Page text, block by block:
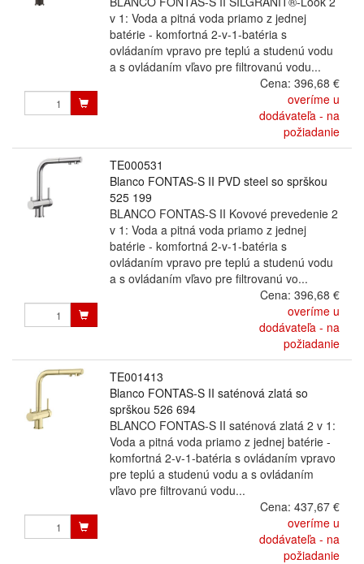
v 1: Voda a pitná voda priamo z jednej
batérie - komfortná 2-v-1-batéria s
ovládaním vpravo pre teplú a studenú vodu
a s ovládaním vľavo pre filtrovanú vodu...
Cena: 396,68 €
overíme u
dodávateľa - na
požiadanie
TE000531
Blanco FONTAS-S II PVD steel so sprškou
525 199
BLANCO FONTAS-S II Kovové prevedenie 2
v 1: Voda a pitná voda priamo z jednej
batérie - komfortná 2-v-1-batéria s
ovládaním vpravo pre teplú a studenú vodu
a s ovládaním vľavo pre filtrovanú vo...
Cena: 396,68 €
overíme u
dodávateľa - na
požiadanie
TE001413
Blanco FONTAS-S II saténová zlatá so
sprškou 526 694
BLANCO FONTAS-S II saténová zlatá 2 v 1:
Voda a pitná voda priamo z jednej batérie -
komfortná 2-v-1-batéria s ovládaním vpravo
pre teplú a studenú vodu a s ovládaním
vľavo pre filtrovanú vodu...
Cena: 437,67 €
overíme u
dodávateľa - na
požiadanie